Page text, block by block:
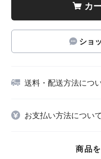
カ
ショ
送料・配送方法につ
お支払い方法について
商品